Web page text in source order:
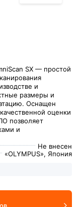
SX — простой
и
размеры и
Оснащен
оценки
позволяет
и
Не внесен
«OLYMPUS», Япония